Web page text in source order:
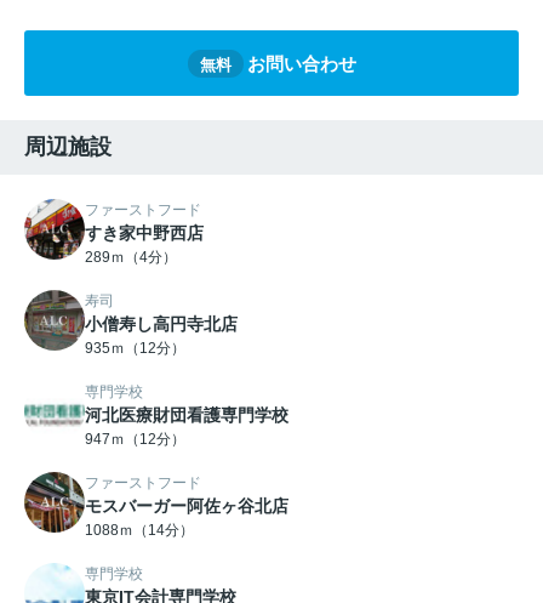
無料 お問い合わせ
周辺施設
ファーストフード
すき家中野西店
289ｍ（4分）
寿司
小僧寿し高円寺北店
935ｍ（12分）
専門学校
河北医療財団看護専門学校
947ｍ（12分）
ファーストフード
モスバーガー阿佐ヶ谷北店
1088ｍ（14分）
専門学校
東京IT会計専門学校